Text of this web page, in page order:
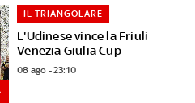
L'Udinese vince la Friuli
Venezia Giulia Cup
IL TRIANGOLARE
08 ago - 23:10